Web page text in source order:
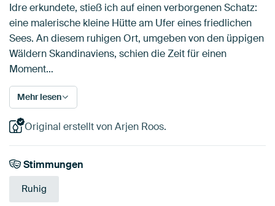
Idre erkundete, stieß ich auf einen verborgenen Schatz:
eine malerische kleine Hütte am Ufer eines friedlichen
Sees. An diesem ruhigen Ort, umgeben von den üppigen
Wäldern Skandinaviens, schien die Zeit für einen
Moment…
Mehr lesen
Original erstellt von Arjen Roos.
Stimmungen
Ruhig